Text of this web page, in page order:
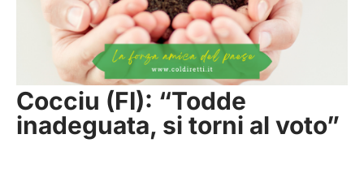
Cocciu (FI): “Todde
inadeguata, si torni al voto”